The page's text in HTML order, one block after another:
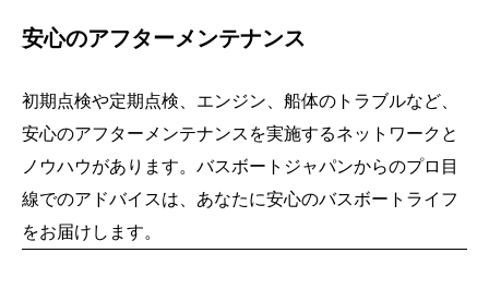
安心のアフターメンテナンス
初期点検や定期点検、エンジン、船体のトラブルなど、
安心のアフターメンテナンスを実施するネットワークと
ノウハウがあります。バスボートジャパンからのプロ目
線でのアドバイスは、あなたに安心のバスボートライフ
をお届けします。